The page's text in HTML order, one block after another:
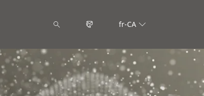
fr-CA